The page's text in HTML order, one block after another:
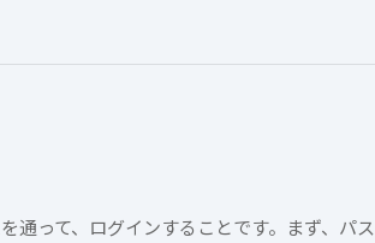
通って、ログインすることです。まず、パ